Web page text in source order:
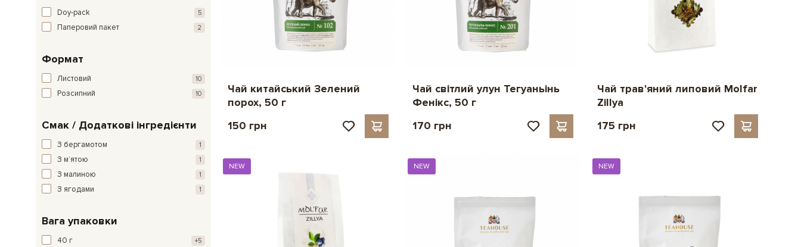
Doy-pack 5
Паперовий пакет 2
Формат
Листовий 10
Розсипний 10
Смак / Додаткові інгредієнти
З бергамотом 1
З мʼятою 1
З малиною 1
З ягодами 1
Вага упаковки
40 г +5
Чай китайський Зелений
порох, 50 г
150 грн
Чай світлий улун Тегуаньінь
Фенікс, 50 г
170 грн
Чай трав'яний липовий Molfar
Zillya
175 грн
NEW NEW NEW